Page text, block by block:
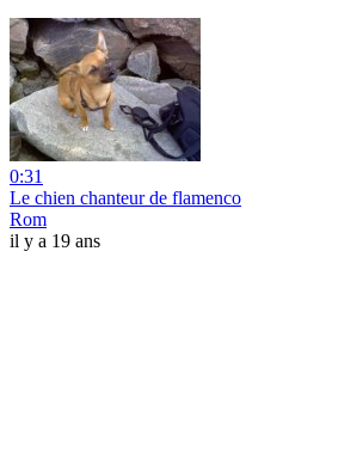
0:31
Le chien chanteur de flamenco
Rom
il y a 19 ans